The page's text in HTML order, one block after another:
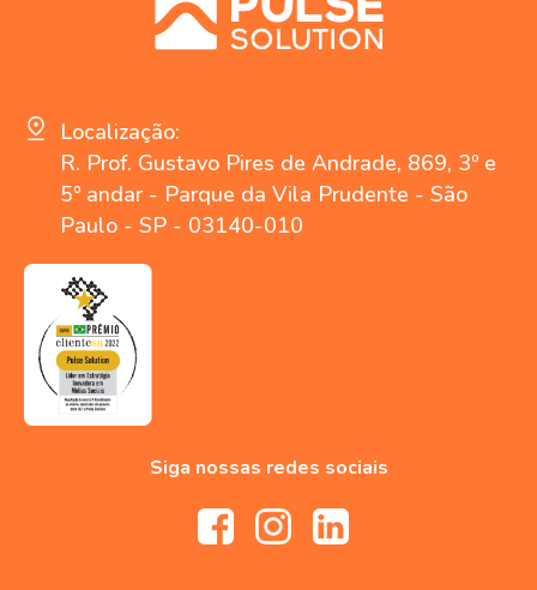
Localização:
R. Prof. Gustavo Pires de Andrade, 869, 3º e
5º andar - Parque da Vila Prudente - São
Paulo - SP - 03140-010
Siga nossas redes sociais